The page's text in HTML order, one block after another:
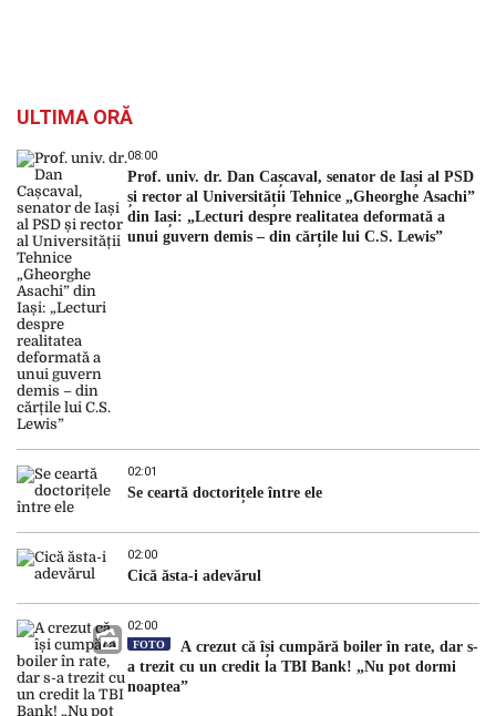
ULTIMA ORĂ
08:00
Prof. univ. dr. Dan Cașcaval, senator de Iași al PSD
și rector al Universității Tehnice „Gheorghe Asachi”
din Iași: „Lecturi despre realitatea deformată a
unui guvern demis – din cărțile lui C.S. Lewis”
02:01
Se ceartă doctorițele între ele
02:00
Cică ăsta-i adevărul
02:00
FOTO
A crezut că își cumpără boiler în rate, dar s-
a trezit cu un credit la TBI Bank! „Nu pot dormi
noaptea”